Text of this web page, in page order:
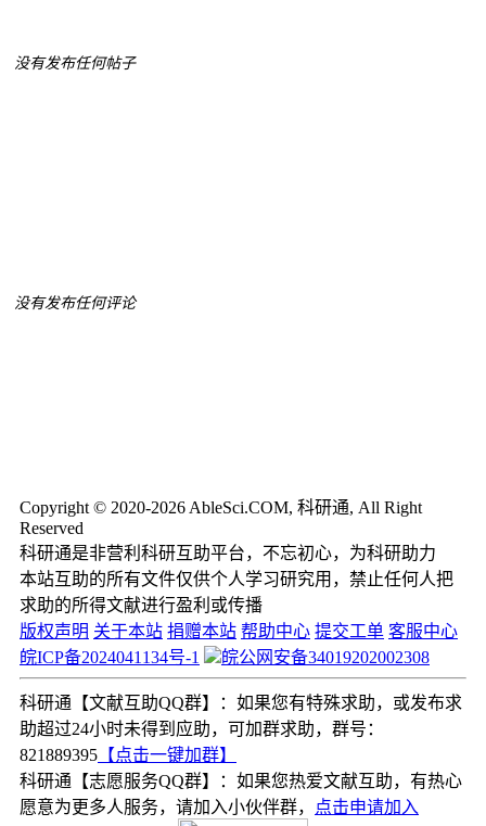
没有发布任何帖子
没有发布任何评论
Copyright © 2020-2026 AbleSci.COM, 科研通, All Right
Reserved
科研通是非营利科研互助平台，不忘初心，为科研助力
本站互助的所有文件仅供个人学习研究用，禁止任何人把
求助的所得文献进行盈利或传播
版权声明 关于本站 捐赠本站 帮助中心 提交工单 客服中心
皖ICP备2024041134号-1
皖公网安备34019202002308
科研通【文献互助QQ群】：如果您有特殊求助，或发布求
助超过24小时未得到应助，可加群求助，群号：
821889395 【点击一键加群】
科研通【志愿服务QQ群】：如果您热爱文献互助，有热心
愿意为更多人服务，请加入小伙伴群，
点击申请加入